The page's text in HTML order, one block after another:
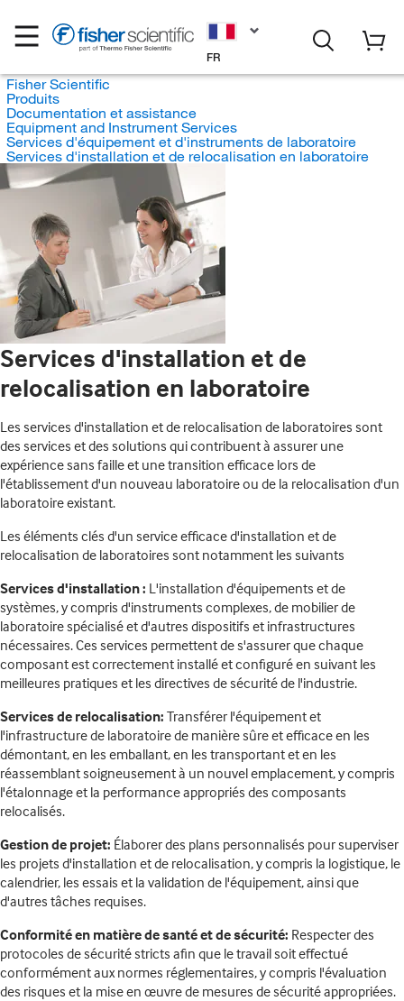
FR
Fisher Scientific
Produits
Documentation et assistance
Equipment and Instrument Services
Services d'équipement et d'instruments de laboratoire
Services d'installation et de relocalisation en laboratoire
Services d'installation et de
relocalisation en laboratoire
Les services d'installation et de relocalisation de laboratoires sont
des services et des solutions qui contribuent à assurer une
expérience sans faille et une transition efficace lors de
l'établissement d'un nouveau laboratoire ou de la relocalisation d'un
laboratoire existant.
Les éléments clés d'un service efficace d'installation et de
relocalisation de laboratoires sont notamment les suivants
Services d'installation : L'installation d'équipements et de
systèmes, y compris d'instruments complexes, de mobilier de
laboratoire spécialisé et d'autres dispositifs et infrastructures
nécessaires. Ces services permettent de s'assurer que chaque
composant est correctement installé et configuré en suivant les
meilleures pratiques et les directives de sécurité de l'industrie.
Services de relocalisation: Transférer l'équipement et
l'infrastructure de laboratoire de manière sûre et efficace en les
démontant, en les emballant, en les transportant et en les
réassemblant soigneusement à un nouvel emplacement, y compris
l'étalonnage et la performance appropriés des composants
relocalisés.
Gestion de projet: Élaborer des plans personnalisés pour superviser
les projets d'installation et de relocalisation, y compris la logistique, le
calendrier, les essais et la validation de l'équipement, ainsi que
d'autres tâches requises.
Conformité en matière de santé et de sécurité: Respecter des
protocoles de sécurité stricts afin que le travail soit effectué
conformément aux normes réglementaires, y compris l'évaluation
des risques et la mise en œuvre de mesures de sécurité appropriées.